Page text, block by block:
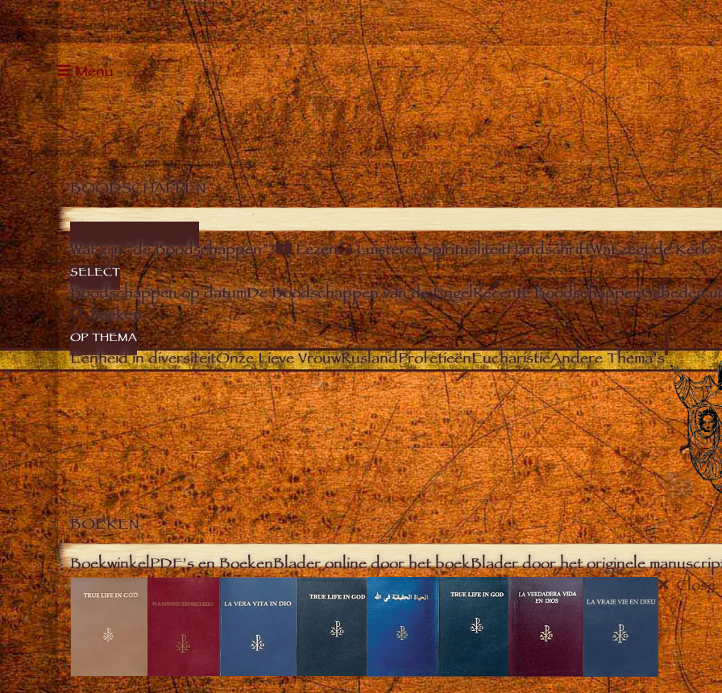
Menu
BOODSCHAPPEN
Wat zijn “de Boodschappen”? Lezen LuisterenSpiritualiteitHandschriftWat zegt de Kerk?
SELECT
Boodschappen op datumDe Boodschappen van de EngelRecente BoodschappenGebeden
Zoeken
OP THEMA
Eenheid in diversiteitOnze Lieve VrouwRuslandProfetieënEucharistieAndere Thema’s
BOEKEN
BoekwinkelPDF’s en BoekenBlader online door het boekBlader door het originele
Close